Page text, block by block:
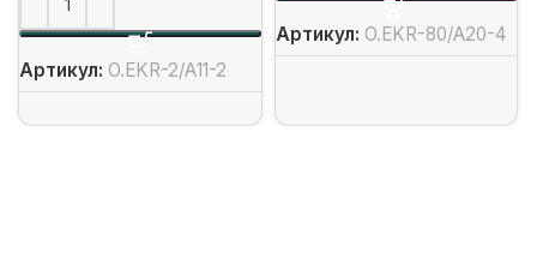
Артикул: O.EKR-2/А11-2
Артикул: O.EKR-80/А20-4